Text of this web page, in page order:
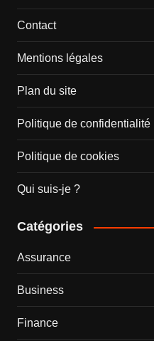
Contact
Mentions légales
Plan du site
Politique de confidentialité
Politique de cookies
Qui suis-je ?
Catégories
Assurance
Business
Finance